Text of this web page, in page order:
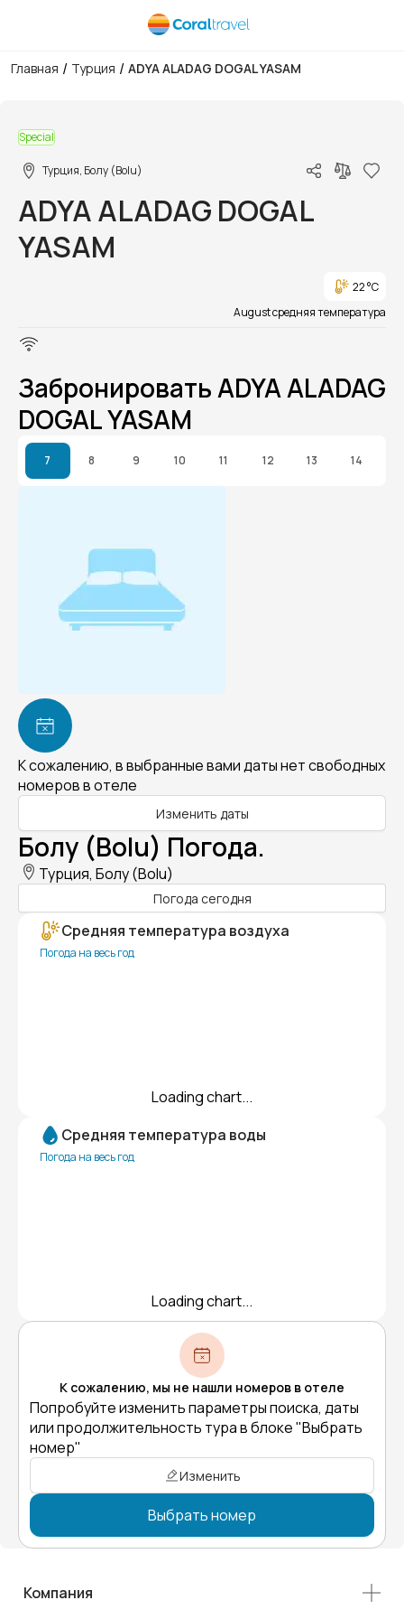
Главная / Турция / ADYA ALADAG DOGAL YASAM
Special
Турция, Болу (Bolu)
ADYA ALADAG DOGAL
YASAM
22 °C
August средняя температура
Забронировать ADYA ALADAG
DOGAL YASAM
7 8 9 10 11 12 13 14
К сожалению, в выбранные вами даты нет свободных
номеров в отеле
Изменить даты
Болу (Bolu) Погода.
Турция, Болу (Bolu)
Погода сегодня
Средняя температура воздуха
Погода на весь год
Loading chart...
Средняя температура воды
Погода на весь год
Loading chart...
К сожалению, мы не нашли номеров в отеле
Попробуйте изменить параметры поиска, даты
или продолжительность тура в блоке "Выбрать
номер"
Изменить
Выбрать номер
Компания